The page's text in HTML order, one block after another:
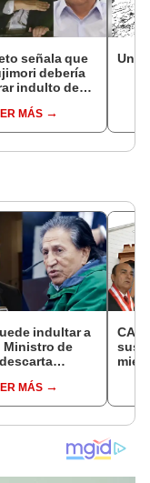
señala que
debería
indulto de
MÁS
Una
indultar a
Ministro de
MÁS
CAL